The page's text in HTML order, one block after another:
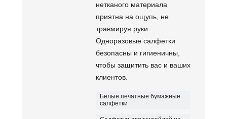
нетканого материала
приятна на ощупь, не
травмируя руки.
Одноразовые салфетки
безопасны и гигиеничны,
чтобы защитить вас и ваших
клиентов.
Белые печатные бумажные
салфетки